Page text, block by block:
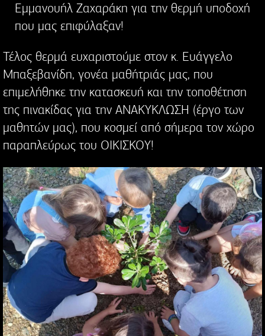
Εμμανουήλ Ζαχαράκη για την θερμή υποδοχή
που μας επιφύλαξαν!
Τέλος θερμά ευχαριστούμε στον κ. Ευάγγελο
Μπαξεβανίδη, γονέα μαθήτριάς μας, που
επιμελήθηκε την κατασκευή και την τοποθέτηση
της πινακίδας για την ΑΝΑΚΥΚΛΩΣΗ (έργο των
μαθητών μας), που κοσμεί από σήμερα τον χώρο
παραπλεύρως του ΟΙΚΙΣΚΟΥ!